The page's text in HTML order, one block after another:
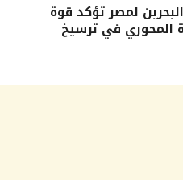
لمصر تؤكد قوة
المحوري في ترسيخ